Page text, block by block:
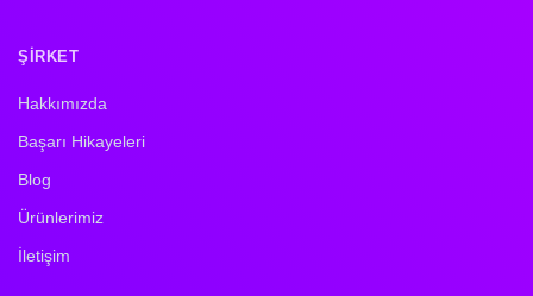
ŞIRKET
Hakkımızda
Başarı Hikayeleri
Blog
Ürünlerimiz
İletişim